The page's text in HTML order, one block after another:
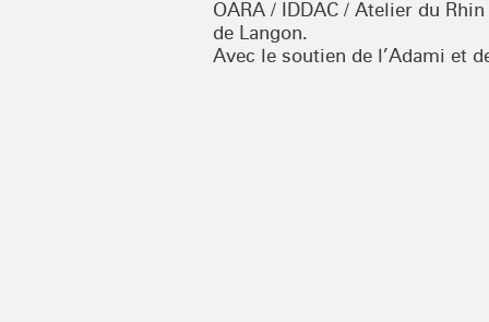
OARA / IDDAC / Atelier du
de Langon.
Avec le soutien de l’Adami et